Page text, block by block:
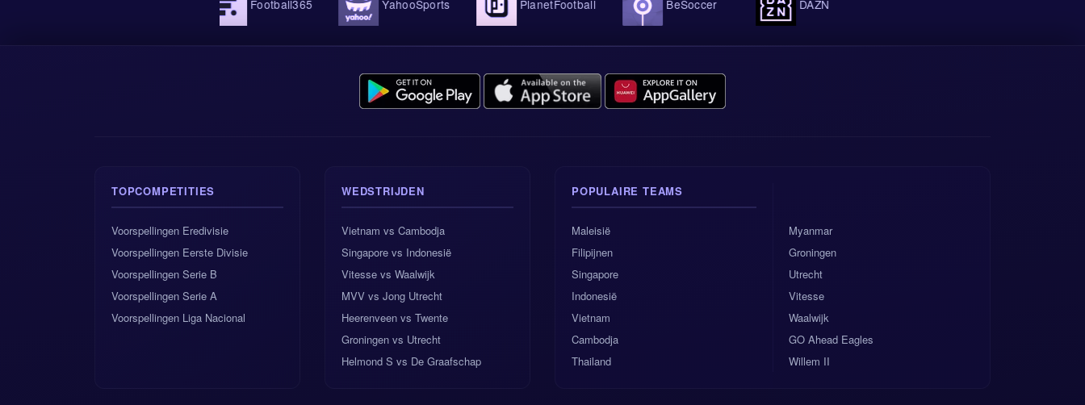
venijnigheid, maar geen kaartenregen.
Onze uiteindelijke voorspelling Nederland vs Zweden is een thuiszege, met een neiging naar een correcte
score van 2:1. Zweden heeft de middelen om het lastig te maken, zeker als het de zestien goed verdedigt
Hoofdtip: Nederland wint aan 1.7
Goals-tip: Over 1.5 goals aan 1.3
Correcte score-idee: Nederland 2-1 Zweden
Ruststand: Nederland leidt met 1-0
Het wordt misschien geen wandeling in het park voor de Oranje, maar als ze op niveau spelen, is dit
precies het soort wedstrijd dat ze moeten winnen. Zweden kan ze het lastig maken; Nederland zou
Football365 YahooSports PlanetFootball BeSoccer DAZN
TOPCOMPETITIES
Voorspellingen Eredivisie
Voorspellingen Eerste Divisie
Voorspellingen Serie B
Voorspellingen Serie A
Voorspellingen Liga Nacional
WEDSTRIJDEN
Vietnam vs Cambodja
Singapore vs Indonesië
Vitesse vs Waalwijk
MVV vs Jong Utrecht
Heerenveen vs Twente
Groningen vs Utrecht
Helmond S vs De Graafschap
POPULAIRE TEAMS
Maleisië
Filipijnen
Singapore
Indonesië
Vietnam
Cambodja
Thailand
Myanmar
Groningen
Utrecht
Vitesse
Waalwijk
GO Ahead Eagles
Willem II